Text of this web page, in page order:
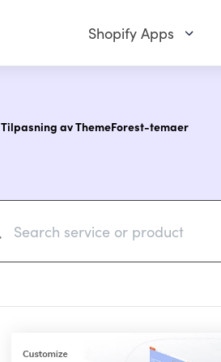
Shopify Apps
Tilpasning av ThemeForest-temaer